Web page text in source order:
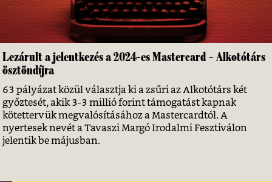
Lezárult a jelentkezés a 2024-es Mastercard – Alkotótárs
ösztöndíjra
63 pályázat közül választja ki a zsűri az Alkotótárs két
győztesét, akik 3-3 millió forint támogatást kapnak
kötettervük megvalósításához a Mastercardtól. A
nyertesek nevét a Tavaszi Margó Irodalmi Fesztiválon
jelentik be májusban.